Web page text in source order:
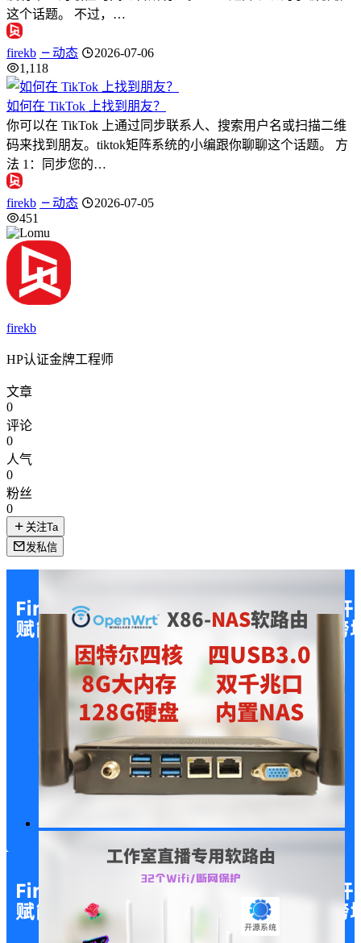
这个话题。 不过，…
firekb 动态
2026-07-06
1,118
如何在 TikTok 上找到朋友？
你可以在 TikTok 上通过同步联系人、搜索用户名或扫描二维
码来找到朋友。tiktok矩阵系统的小编跟你聊聊这个话题。 方
法 1：同步您的…
firekb 动态
2026-07-05
451
firekb
HP认证金牌工程师
文章
0
评论
0
人气
0
粉丝
0
关注Ta
发私信